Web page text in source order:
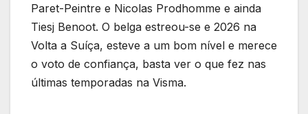
Paret-Peintre e Nicolas Prodhomme e ainda
Tiesj Benoot. O belga estreou-se e 2026 na
Volta a Suíça, esteve a um bom nível e merece
o voto de confiança, basta ver o que fez nas
últimas temporadas na Visma.